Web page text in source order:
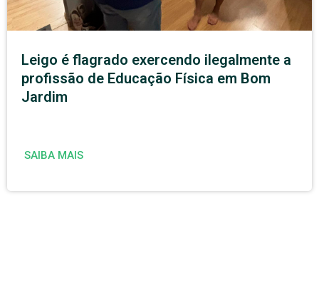
Leigo é flagrado exercendo ilegalmente a
profissão de Educação Física em Bom
Jardim
SAIBA MAIS